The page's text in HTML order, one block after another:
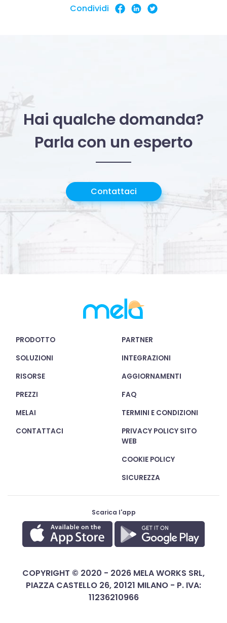
Condividi
Hai qualche domanda?
Parla con un esperto
Contattaci
PRODOTTO
SOLUZIONI
RISORSE
PREZZI
MELAI
CONTATTACI
PARTNER
INTEGRAZIONI
AGGIORNAMENTI
FAQ
TERMINI E CONDIZIONI
PRIVACY POLICY SITO
WEB
COOKIE POLICY
SICUREZZA
Scarica l'app
COPYRIGHT © 2020 - 2026 MELA WORKS SRL,
PIAZZA CASTELLO 26, 20121 MILANO - P. IVA:
11236210966